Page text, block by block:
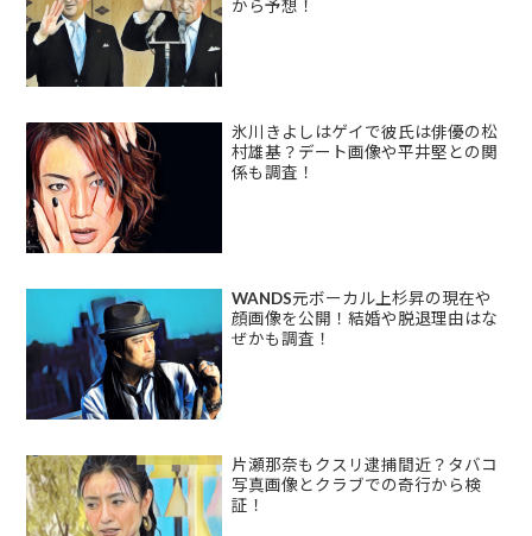
から予想！
氷川きよしはゲイで彼氏は俳優の松
村雄基？デート画像や平井堅との関
係も調査！
WANDS元ボーカル上杉昇の現在や
顔画像を公開！結婚や脱退理由はな
ぜかも調査！
片瀬那奈もクスリ逮捕間近？タバコ
写真画像とクラブでの奇行から検
証！